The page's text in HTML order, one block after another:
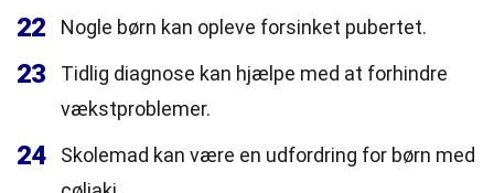
22 Nogle børn kan opleve forsinket pubertet.
23
Tidlig diagnose kan hjælpe med at forhindre
vækstproblemer.
24
Skolemad kan være en udfordring for børn med